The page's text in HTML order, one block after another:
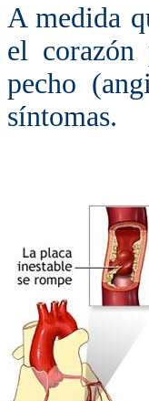
A medida
el corazón
pecho
síntomas.